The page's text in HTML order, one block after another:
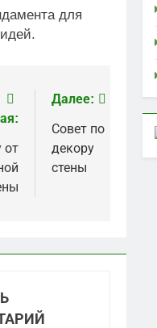
для
от
Далее:
Совет по
декору
стены